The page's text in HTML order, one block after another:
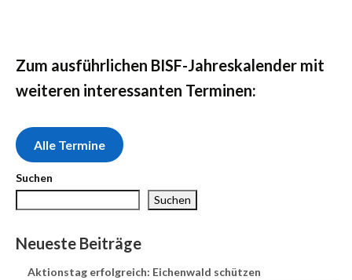
Zum ausführlichen BISF-Jahreskalender mit
weiteren interessanten Terminen:
Alle Termine
Suchen
Suchen
Neueste Beiträge
Aktionstag erfolgreich: Eichenwald schützen